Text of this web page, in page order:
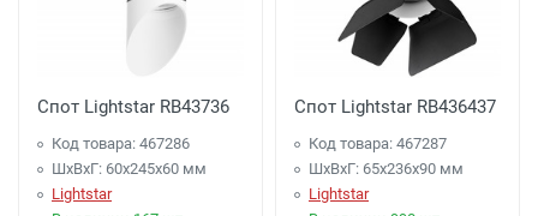
Спот Lightstar RB43736
Код товара: 467286
ШхВхГ: 60x245x60 мм
Lightstar
Спот Lightstar RB436437
Код товара: 467287
ШхВхГ: 65x236x90 мм
Lightstar